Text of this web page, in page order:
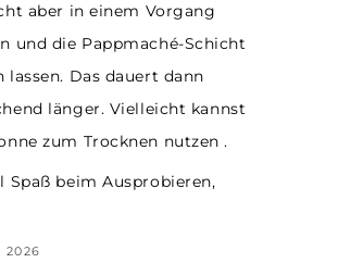
aber in einem Vorgang
und die Pappmaché-Schicht
lassen. Das dauert dann
länger. Vielleicht kannst
zum Trocknen nutzen .
Spaß beim Ausprobieren,
2026